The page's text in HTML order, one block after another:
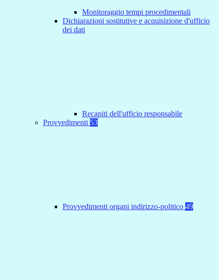
Monitoraggio tempi procedimentali
Dichiarazioni sostitutive e acquisizione d'ufficio
dei dati
Recapiti dell'ufficio responsabile
Provvedimenti 53
Provvedimenti organi indirizzo-politico 49